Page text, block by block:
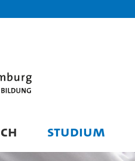
STUDIUM